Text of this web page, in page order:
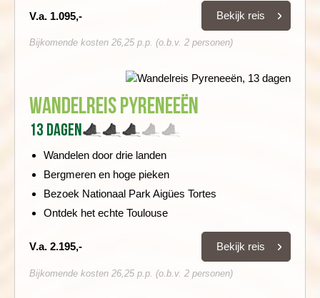
V.a. 1.095,- Bekijk reis
Bijkomende kosten 26,25 p.p. (o.b.v. 2 personen)
Wandelreis Pyreneeën
13 dagen
Wandelen door drie landen
Bergmeren en hoge pieken
Bezoek Nationaal Park Aigües Tortes
Ontdek het echte Toulouse
V.a. 2.195,- Bekijk reis
Bijkomende kosten 26,25 p.p. (o.b.v. 2 personen)